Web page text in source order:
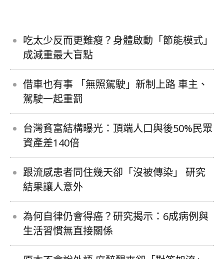
吃太少反而更難瘦？身體啟動「節能模式」
成減重最大盲點
借車也有事 「無照駕駛」新制上路 車主、
駕駛一起重罰
台灣貧富結構曝光：頂端人口與後50%民眾
資產差140倍
跟流感患者同住幾天卻「沒被傳染」 研究
結果讓人意外
為何自律仍會得癌？研究揭示：6成病例與
生活習慣無直接關係